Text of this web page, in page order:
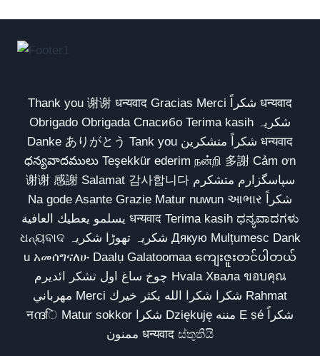
Thank you 谢谢 धन्यवाद Gracias Merci شكراً धन्यवाद
Obrigado Obrigada Спасибо Terima kasih شکریہ
Danke ありがとう Tank you شكراً متشكرين धन्यवाद
ధన్యవాదములు Teşekkür ederim நன்றி 多謝 Cảm ơn
谢谢 感謝 Salamat 감사합니다 سپاسگزارم متشکرم
Na gode Asante Grazie Matur nuwun આભાર شكراً
يسلمو يعطيك العافية धन्यवाद Terima kasih ಧನ್ಯವಾದಗಳು
ଧନ୍ୟବାଦ شکریہ تھوڑا شکریہ Дякую Mulțumesc Dank
u አመሰግናለሁ Daalụ Galatoomaa ကျေးဇူးတင်ပါတယ်
چوخ ساغ اول تشکر ائدیرم Hvala Хвала ขอบคุณ
مهرباني Merci شكرا شكرا الله يكثر خيرك Rahmat
नന്ദि Matur sokkor شكرا Dziękuję مننه Ẹ ṣé شكراً
ممنون धन्यवाद ස්තුතියි